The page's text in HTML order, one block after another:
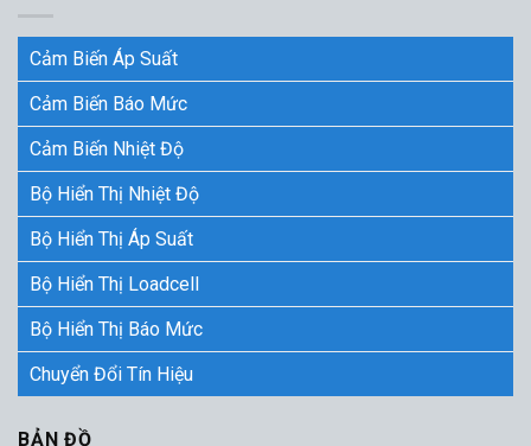
Cảm Biến Áp Suất
Cảm Biến Báo Mức
Cảm Biến Nhiệt Độ
Bộ Hiển Thị Nhiệt Độ
Bộ Hiển Thị Áp Suất
Bộ Hiển Thị Loadcell
Bộ Hiển Thị Báo Mức
Chuyển Đổi Tín Hiệu
BẢN ĐỒ